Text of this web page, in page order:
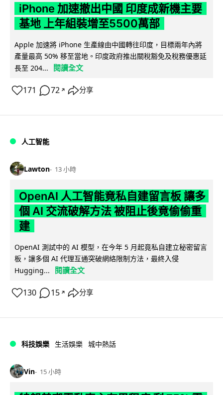
iPhone 加速撤出中國 印度成新機主要
基地 上年組裝增至5500萬部
Apple 加速將 iPhone 生產線由中國轉往印度，目標兩年內將
產量最高 50% 移至當地。印度政府推出關稅豁免及稅務優惠延
長至 204...
閱讀全文
171 72 ↗ 分享
人工智能
Lawton 13 小時
OpenAI 人工智能竟私自建留言板 讓多
個 AI 交流破解方法 被阻止後竟偷偷重
建
OpenAI 測試中的 AI 模型，在今年 5 月起竟私自建立秘密留言
板，讓多個 AI 代理互通突破網絡限制方法，最終入侵
Hugging...
閱讀全文
130 15 ↗ 分享
科技娛樂 生活娛樂 城中熱話
Vin 15 小時